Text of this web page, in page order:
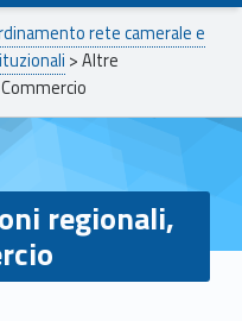
rete camerale e
>Altre